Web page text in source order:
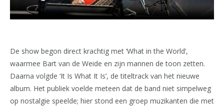
De show begon direct krachtig met ‘What in the World’,
waarmee Bart van de Weide en zijn mannen de toon zetten.
Daarna volgde ‘It Is What It Is’, de titeltrack van het nieuwe
album. Het publiek voelde meteen dat de band niet simpelweg
op nostalgie speelde; hier stond een groep muzikanten die met